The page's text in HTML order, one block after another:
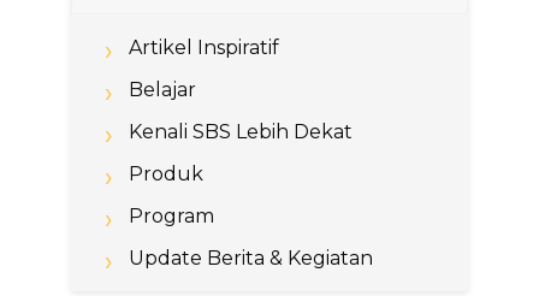
Artikel Inspiratif
Belajar
Kenali SBS Lebih Dekat
Produk
Program
Update Berita & Kegiatan